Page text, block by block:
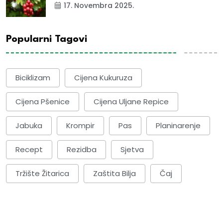
17. Novembra 2025.
Popularni Tagovi
Biciklizam Cijena Kukuruza
Cijena Pšenice Cijena Uljane Repice
Jabuka Krompir Pas Planinarenje
Recept Rezidba Sjetva
Tržište Žitarica Zaštita Bilja Čaj